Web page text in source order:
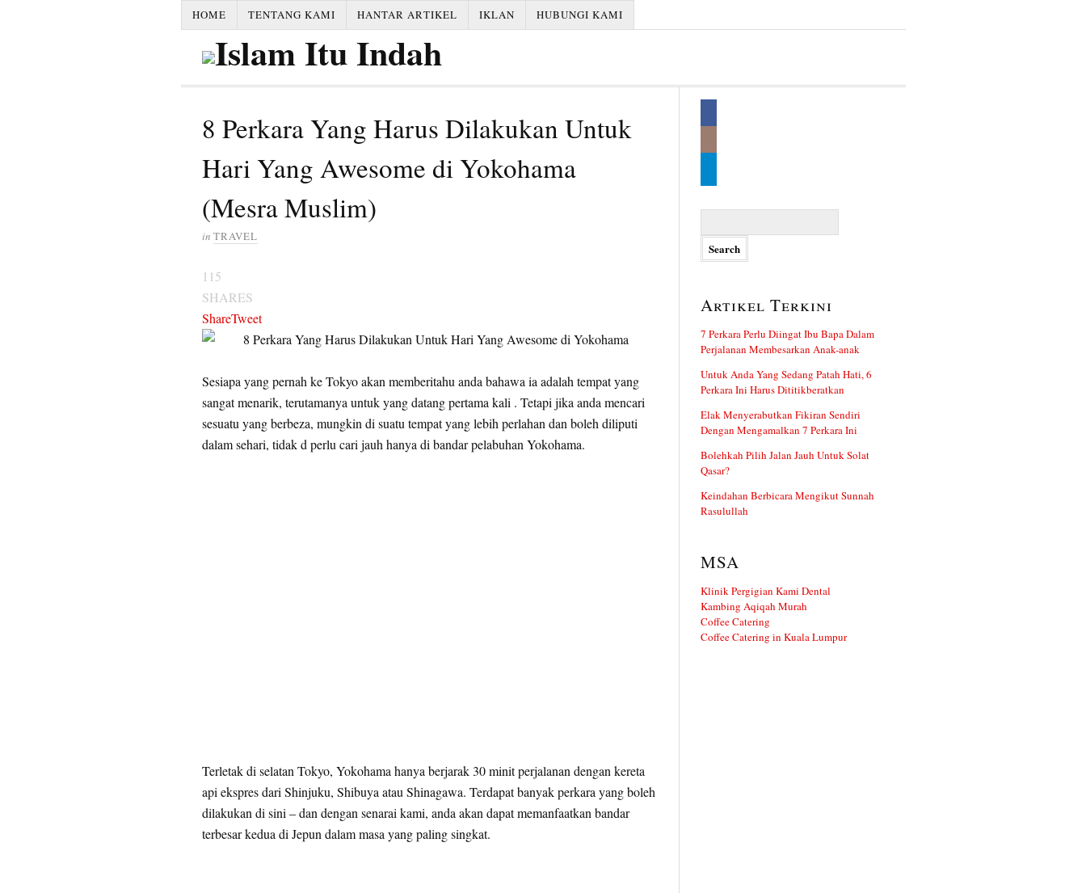
HOME TENTANG KAMI HANTAR ARTIKEL IKLAN HUBUNGI KAMI
8 Perkara Yang Harus Dilakukan Untuk
Hari Yang Awesome di Yokohama
(Mesra Muslim)
in TRAVEL
115
SHARES
ShareTweet
Sesiapa yang pernah ke Tokyo akan memberitahu anda bahawa ia adalah tempat yang
sangat menarik, terutamanya untuk yang datang pertama kali . Tetapi jika anda mencari
sesuatu yang berbeza, mungkin di suatu tempat yang lebih perlahan dan boleh diliputi
dalam sehari, tidak d perlu cari jauh hanya di bandar pelabuhan Yokohama.
Terletak di selatan Tokyo, Yokohama hanya berjarak 30 minit perjalanan dengan kereta
api ekspres dari Shinjuku, Shibuya atau Shinagawa. Terdapat banyak perkara yang boleh
dilakukan di sini – dan dengan senarai kami, anda akan dapat memanfaatkan bandar
terbesar kedua di Jepun dalam masa yang paling singkat.
Artikel Terkini
7 Perkara Perlu Diingat Ibu Bapa Dalam
Perjalanan Membesarkan Anak-anak
Untuk Anda Yang Sedang Patah Hati, 6
Perkara Ini Harus Dititikberatkan
Elak Menyerabutkan Fikiran Sendiri
Dengan Mengamalkan 7 Perkara Ini
Bolehkah Pilih Jalan Jauh Untuk Solat
Qasar?
Keindahan Berbicara Mengikut Sunnah
Rasulullah
MSA
Klinik Pergigian Kami Dental
Kambing Aqiqah Murah
Coffee Catering
Coffee Catering in Kuala Lumpur